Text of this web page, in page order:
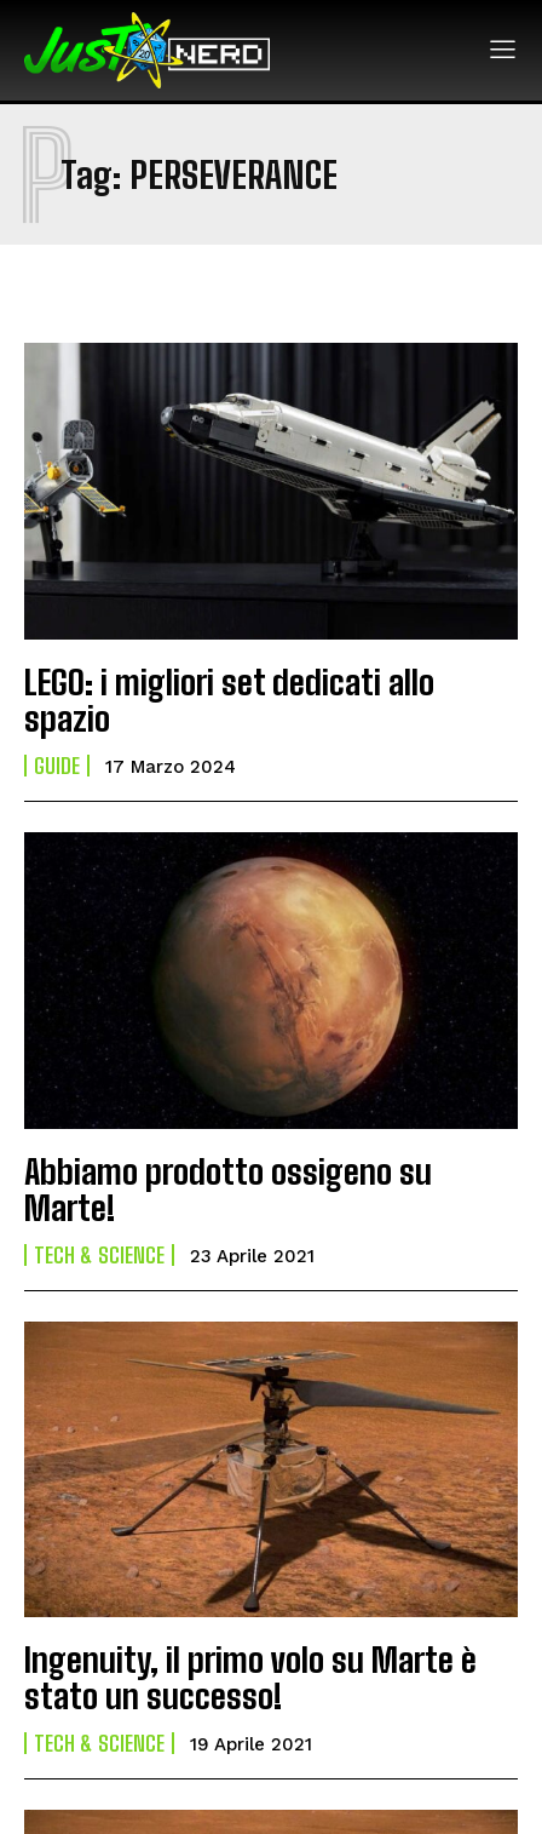
Tag: PERSEVERANCE
P
LEGO: i migliori set dedicati allo
spazio
GUIDE 17 Marzo 2024
Abbiamo prodotto ossigeno su
Marte!
TECH & SCIENCE 23 Aprile 2021
Ingenuity, il primo volo su Marte è
stato un successo!
TECH & SCIENCE 19 Aprile 2021